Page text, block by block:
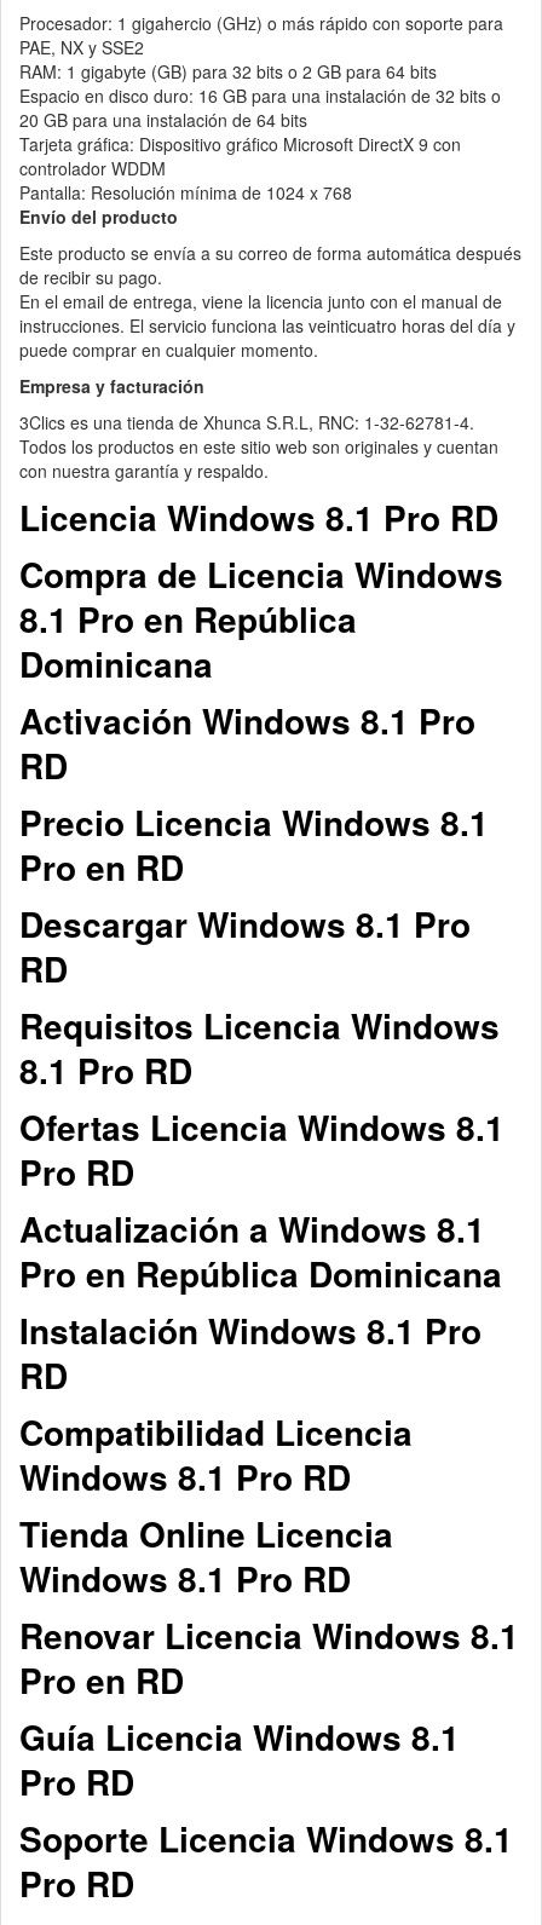
Procesador: 1 gigahercio (GHz) o más rápido con soporte para
PAE, NX y SSE2
RAM: 1 gigabyte (GB) para 32 bits o 2 GB para 64 bits
Espacio en disco duro: 16 GB para una instalación de 32 bits o
20 GB para una instalación de 64 bits
Tarjeta gráfica: Dispositivo gráfico Microsoft DirectX 9 con
controlador WDDM
Pantalla: Resolución mínima de 1024 x 768
Envío del producto
Este producto se envía a su correo de forma automática después
de recibir su pago.
En el email de entrega, viene la licencia junto con el manual de
instrucciones. El servicio funciona las veinticuatro horas del día y
puede comprar en cualquier momento.
Empresa y facturación
3Clics es una tienda de Xhunca S.R.L, RNC: 1-32-62781-4.
Todos los productos en este sitio web son originales y cuentan
con nuestra garantía y respaldo.
Licencia Windows 8.1 Pro RD
Compra de Licencia Windows
8.1 Pro en República
Dominicana
Activación Windows 8.1 Pro
RD
Precio Licencia Windows 8.1
Pro en RD
Descargar Windows 8.1 Pro
RD
Requisitos Licencia Windows
8.1 Pro RD
Ofertas Licencia Windows 8.1
Pro RD
Actualización a Windows 8.1
Pro en República Dominicana
Instalación Windows 8.1 Pro
RD
Compatibilidad Licencia
Windows 8.1 Pro RD
Tienda Online Licencia
Windows 8.1 Pro RD
Renovar Licencia Windows 8.1
Pro en RD
Guía Licencia Windows 8.1
Pro RD
Soporte Licencia Windows 8.1
Pro RD